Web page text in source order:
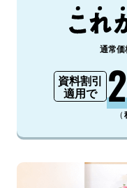
通常価
資料割引
適用で
（